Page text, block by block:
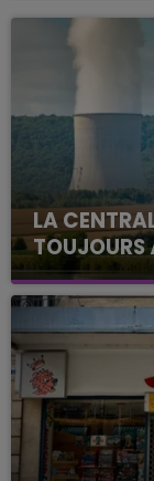
LA
TOUJOURS
Cela fait déjà
nucléaire
justifiée par
présente.